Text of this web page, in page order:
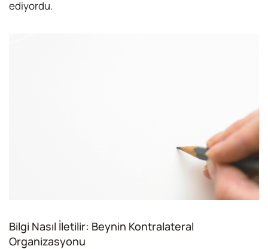
ediyordu.
Bilgi Nasıl İletilir: Beynin Kontralateral
Organizasyonu